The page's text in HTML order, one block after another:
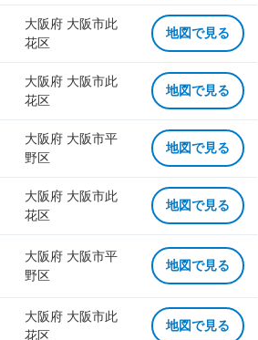
大阪府 大阪市此
花区
地図で見る
大阪府 大阪市此
花区
地図で見る
大阪府 大阪市平
野区
地図で見る
大阪府 大阪市此
花区
地図で見る
大阪府 大阪市平
野区
地図で見る
大阪府 大阪市此
花区
地図で見る